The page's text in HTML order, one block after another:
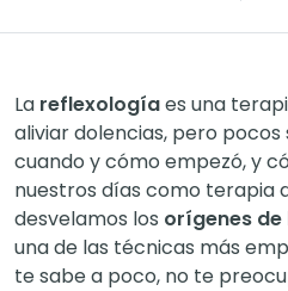
La reflexologíaes una
aliviar dolencias, pero
cuando y cómo empezó, y
nuestros días como terapia
desvelamos los orígenes
una de las técnicas más
te sabe a poco, no te